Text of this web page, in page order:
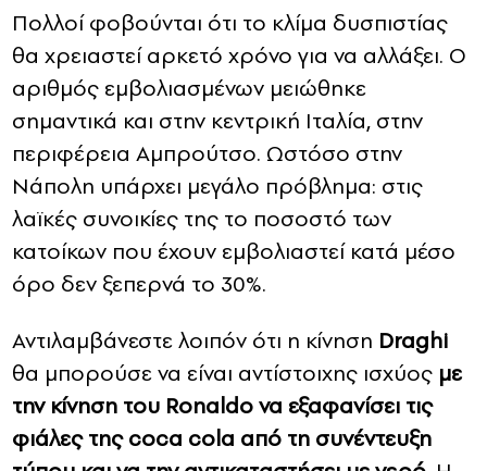
Πολλοί φοβούνται ότι το κλίμα δυσπιστίας
θα χρειαστεί αρκετό χρόνο για να αλλάξει. Ο
αριθμός εμβολιασμένων μειώθηκε
σημαντικά και στην κεντρική Ιταλία, στην
περιφέρεια Αμπρούτσο. Ωστόσο στην
Νάπολη υπάρχει μεγάλο πρόβλημα: στις
λαϊκές συνοικίες της το ποσοστό των
κατοίκων που έχουν εμβολιαστεί κατά μέσο
όρο δεν ξεπερνά το 30%.
Αντιλαμβάνεστε λοιπόν ότι η κίνηση Draghi
θα μπορούσε να είναι αντίστοιχης ισχύος με
την κίνηση του Ronaldo να εξαφανίσει τις
φιάλες της coca cola από τη συνέντευξη